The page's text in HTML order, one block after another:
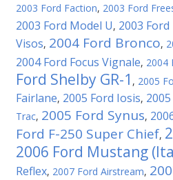
2003 Ford Faction, 2003 Ford
2003 Ford Model U, 2003
Visos, 2004 Ford Bronco,
2004 Ford Focus Vignale, 2004
Ford Shelby GR-1 , 2005
Fairlane, 2005 Ford Iosis,
Trac, 2005 Ford Synus,
Ford F-250 Super Chief,
2006 Ford Mustang
Reflex, 2007 Ford Airstream,